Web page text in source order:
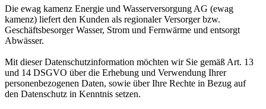
Die ewag kamenz Energie und Wasserversorgung AG (ewag
kamenz) liefert den Kunden als regionaler Versorger bzw.
Geschäftsbesorger Wasser, Strom und Fernwärme und entsorgt
Abwässer.
Mit dieser Datenschutzinformation möchten wir Sie gemäß Art. 13
und 14 DSGVO über die Erhebung und Verwendung Ihrer
personenbezogenen Daten, sowie über Ihre Rechte in Bezug auf
den Datenschutz in Kenntnis setzen.